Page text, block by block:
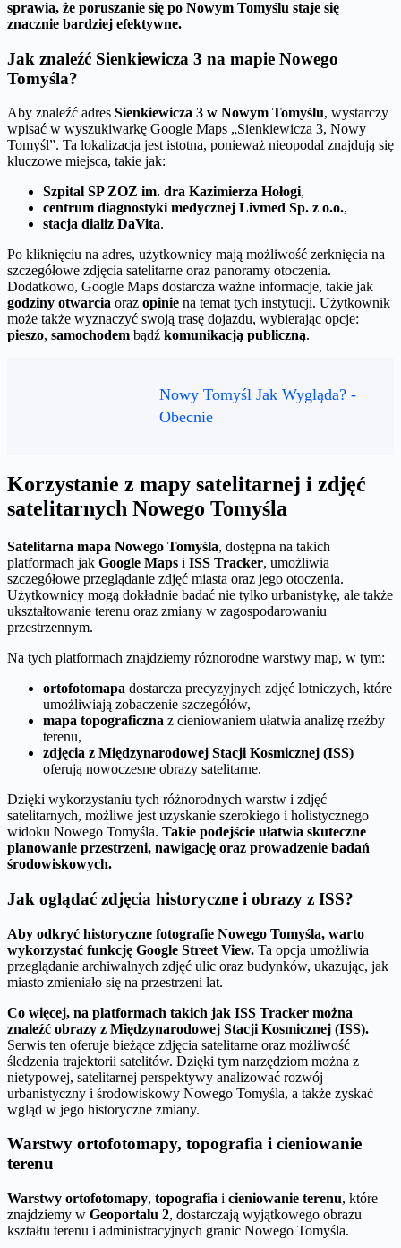
sprawia, że poruszanie się po Nowym Tomyślu staje się
znacznie bardziej efektywne.
Jak znaleźć Sienkiewicza 3 na mapie Nowego
Tomyśla?
Aby znaleźć adres Sienkiewicza 3 w Nowym Tomyślu, wystarczy
wpisać w wyszukiwarkę Google Maps „Sienkiewicza 3, Nowy
Tomyśl”. Ta lokalizacja jest istotna, ponieważ nieopodal znajdują się
kluczowe miejsca, takie jak:
Szpital SP ZOZ im. dra Kazimierza Hołogi,
centrum diagnostyki medycznej Livmed Sp. z o.o.,
stacja dializ DaVita.
Po kliknięciu na adres, użytkownicy mają możliwość zerknięcia na
szczegółowe zdjęcia satelitarne oraz panoramy otoczenia.
Dodatkowo, Google Maps dostarcza ważne informacje, takie jak
godziny otwarcia oraz opinie na temat tych instytucji. Użytkownik
może także wyznaczyć swoją trasę dojazdu, wybierając opcje:
pieszo, samochodem bądź komunikacją publiczną.
Nowy Tomyśl Jak Wygląda? -
Obecnie
Korzystanie z mapy satelitarnej i zdjęć
satelitarnych Nowego Tomyśla
Satelitarna mapa Nowego Tomyśla, dostępna na takich
platformach jak Google Maps i ISS Tracker, umożliwia
szczegółowe przeglądanie zdjęć miasta oraz jego otoczenia.
Użytkownicy mogą dokładnie badać nie tylko urbanistykę, ale także
ukształtowanie terenu oraz zmiany w zagospodarowaniu
przestrzennym.
Na tych platformach znajdziemy różnorodne warstwy map, w tym:
ortofotomapa dostarcza precyzyjnych zdjęć lotniczych, które
umożliwiają zobaczenie szczegółów,
mapa topograficzna z cieniowaniem ułatwia analizę rzeźby
terenu,
zdjęcia z Międzynarodowej Stacji Kosmicznej (ISS)
oferują nowoczesne obrazy satelitarne.
Dzięki wykorzystaniu tych różnorodnych warstw i zdjęć
satelitarnych, możliwe jest uzyskanie szerokiego i holistycznego
widoku Nowego Tomyśla. Takie podejście ułatwia skuteczne
planowanie przestrzeni, nawigację oraz prowadzenie badań
środowiskowych.
Jak oglądać zdjęcia historyczne i obrazy z ISS?
Aby odkryć historyczne fotografie Nowego Tomyśla, warto
wykorzystać funkcję Google Street View. Ta opcja umożliwia
przeglądanie archiwalnych zdjęć ulic oraz budynków, ukazując, jak
miasto zmieniało się na przestrzeni lat.
Co więcej, na platformach takich jak ISS Tracker można
znaleźć obrazy z Międzynarodowej Stacji Kosmicznej (ISS).
Serwis ten oferuje bieżące zdjęcia satelitarne oraz możliwość
śledzenia trajektorii satelitów. Dzięki tym narzędziom można z
nietypowej, satelitarnej perspektywy analizować rozwój
urbanistyczny i środowiskowy Nowego Tomyśla, a także zyskać
wgląd w jego historyczne zmiany.
Warstwy ortofotomapy, topografia i cieniowanie
terenu
Warstwy ortofotomapy, topografia i cieniowanie terenu, które
znajdziemy w Geoportalu 2, dostarczają wyjątkowego obrazu
kształtu terenu i administracyjnych granic Nowego Tomyśla.